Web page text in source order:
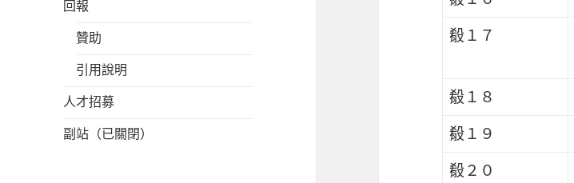
回報
贊助
引用說明
人才招募
副站（已關閉）
殽１７
殽１８
殽１９
殽２０